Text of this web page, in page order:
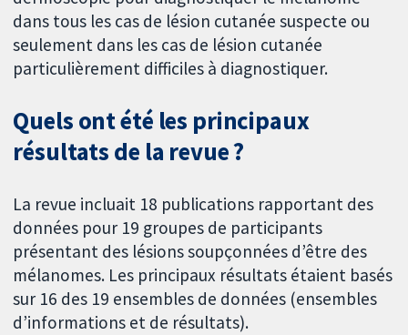
dans tous les cas de lésion cutanée suspecte ou
seulement dans les cas de lésion cutanée
particulièrement difficiles à diagnostiquer.
Quels ont été les principaux
résultats de la revue ?
La revue incluait 18 publications rapportant des
données pour 19 groupes de participants
présentant des lésions soupçonnées d’être des
mélanomes. Les principaux résultats étaient basés
sur 16 des 19 ensembles de données (ensembles
d’informations et de résultats).